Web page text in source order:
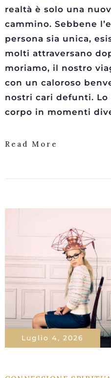
realtà è solo una
cammino. Sebbene
persona sia unica,
molti attraversano
moriamo, il nostro
con un caloroso
nostri cari defunti.
corpo in momenti
Read More
Luglio 4, 2026